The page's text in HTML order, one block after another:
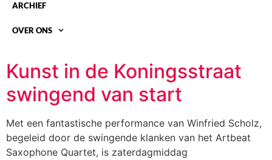
ARCHIEF
OVER ONS
Kunst in de Koningsstraat
swingend van start
Met een fantastische performance van Winfried Scholz,
begeleid door de swingende klanken van het Artbeat
Saxophone Quartet, is zaterdagmiddag